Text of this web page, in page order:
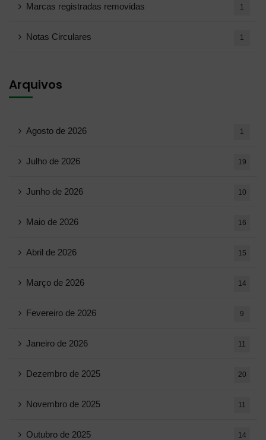
Marcas registradas removidas 1
Notas Circulares 1
Arquivos
Agosto de 2026 1
Julho de 2026 19
Junho de 2026 10
Maio de 2026 16
Abril de 2026 15
Março de 2026 14
Fevereiro de 2026 9
Janeiro de 2026 11
Dezembro de 2025 20
Novembro de 2025 11
Outubro de 2025 14